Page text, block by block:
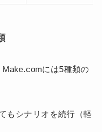
には5種類の
もシナリオを続行（軽